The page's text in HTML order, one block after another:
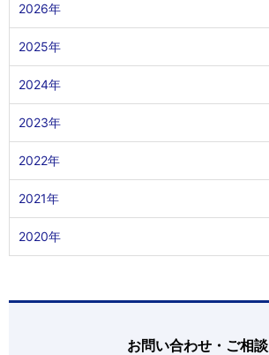
2026年
2025年
2024年
2023年
2022年
2021年
2020年
お問い合わせ・ご相談